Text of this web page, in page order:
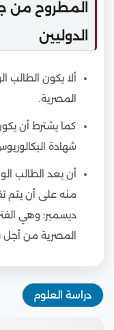
المطروح من
الدوليين
ألا يكون الطالب
المصرية.
كما يشترط أن
شهادة
أن يعد الطالب
منه على أن يتم
ديسمبر؛ وهي
المصرية من أجل
دراسة العلوم